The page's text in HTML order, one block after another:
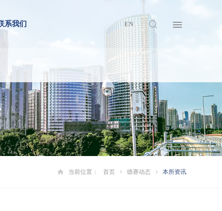
系我们 EN
当前位置： 首页 德赛动态 本所资讯